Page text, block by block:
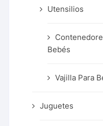
Utensilios
Bebés
Vajilla Para
Juguetes